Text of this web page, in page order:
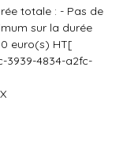
totale : - Pas de
sur la durée
euro(s) HT[
3939-4834-a2fc-